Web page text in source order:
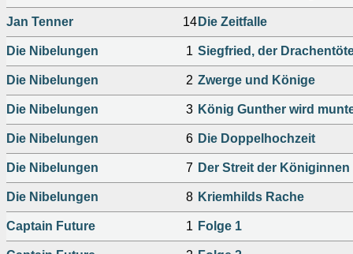
Jan Tenner 14 Die Zeitfalle
Die Nibelungen 1 Siegfried, der
Die Nibelungen 2 Zwerge und Könige
Die Nibelungen 3 König Gunther wird
Die Nibelungen 6 Die Doppelhochzeit
Die Nibelungen 7 Der Streit der Königinnen
Die Nibelungen 8 Kriemhilds Rache
Captain Future 1 Folge 1